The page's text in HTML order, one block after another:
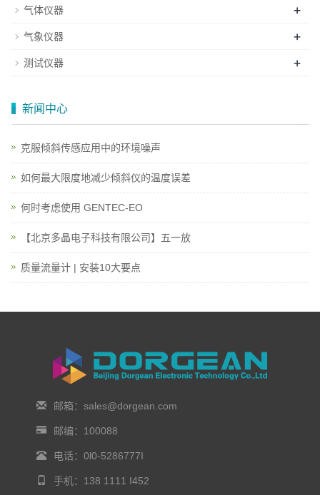
气体仪器 +
气象仪器 +
测试仪器 +
新闻中心
克服倾斜传感应用中的环境噪声
如何最大限度地减少倾斜仪的温度误差
何时考虑使用 GENTEC-EO
【北京多晶电子科技有限公司】五一放
质量流量计 | 安装10大要点
邮箱：sales@dorgean.com
邮编：100088
电话：0l0-5286777I
手机：138 1111 I452